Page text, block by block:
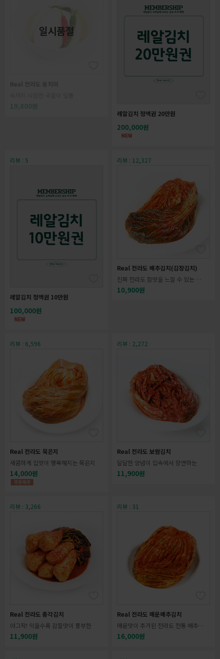
일시품절
19,800원
레알김치 정액권 20만원
200,000원
리뷰 : 5
레알김치 정액권 10만원
100,000원
리뷰 : 12,327
Real 전라도 배추김치(김장김치)
진짜 전라도 참맛을 느낄 수 있는 포
기김치
10,900원
리뷰 : 6,596
Real 전라도 묵은지
새콤하게 입맛이 행복해지는 묵은지
14,000원
리뷰 : 2,272
Real 전라도 보쌈김치
달달한 양념이 입속에서 향연하는
11,900원
리뷰 : 3,266
Real 전라도 총각김치
아그작! 익을수록 감칠맛이 풍부한
11,900원
리뷰 : 31
Real 전라도 매운배추김치
매운맛이 추가된 전라도 전통 배추김
치
16,000원